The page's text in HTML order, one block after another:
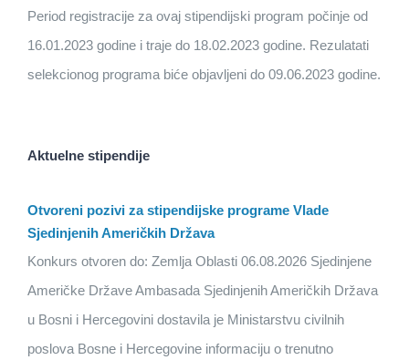
Period registracije za ovaj stipendijski program počinje od
16.01.2023 godine i traje do 18.02.2023 godine. Rezulatati
selekcionog programa biće objavljeni do 09.06.2023 godine.
Aktuelne stipendije
Otvoreni pozivi za stipendijske programe Vlade
Sjedinjenih Američkih Država
Konkurs otvoren do: Zemlja Oblasti 06.08.2026 Sjedinjene
Američke Države Ambasada Sjedinjenih Američkih Država
u Bosni i Hercegovini dostavila je Ministarstvu civilnih
poslova Bosne i Hercegovine informaciju o trenutno